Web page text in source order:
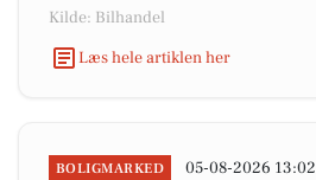
Kilde: Bilhandel
Læs hele artiklen her
BOLIGMARKED 05-08-2026 13:02